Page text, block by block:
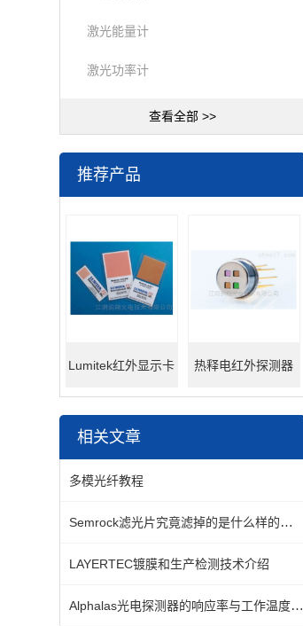
激光能量计
激光功率计
查看全部 >>
推荐产品
Lumitek红外显示卡 热释电红外探测器
相关文章
多模光纤教程
Semrock滤光片究竟滤掉的是什么样的光呢？
LAYERTEC镀膜和生产检测技术介绍
Alphalas光电探测器的响应率与工作温度负相关吗